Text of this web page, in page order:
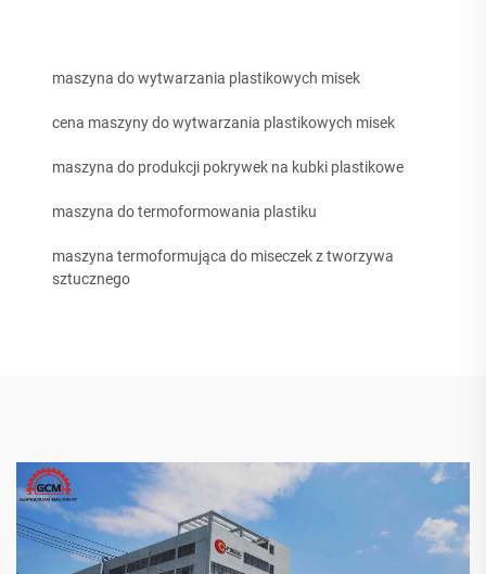
maszyna do wytwarzania plastikowych misek
cena maszyny do wytwarzania plastikowych misek
maszyna do produkcji pokrywek na kubki plastikowe
maszyna do termoformowania plastiku
maszyna termoformująca do miseczek z tworzywa
sztucznego